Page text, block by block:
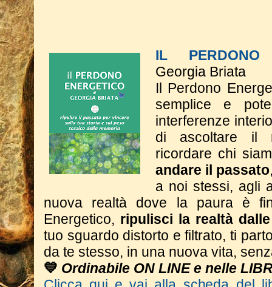
IL PERDONO
Georgia Briata
Il Perdono
semplice e
interferenze
di ascoltare il
ricordare chi
andare il passato
a noi stessi, agli
nuova realtà dove la paura è
Energetico, ripulisci la realtà
tuo sguardo distorto e filtrato, ti
da te stesso, in una nuova vita,
💙 Ordinabile ON LINE e nelle